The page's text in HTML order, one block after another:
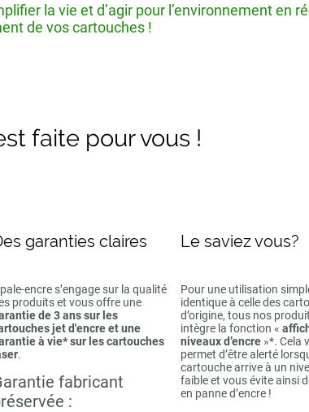
la vie et d’agir pour l’environnement en
de vos cartouches !
faite pour vous !
garanties claires
encre s’engage sur la qualité
produits et vous offre une
de 3 ans sur les
jet d'encre et une
à vie* sur les cartouches
.
fabricant
:
Le saviez vous?
Pour une utilisation
identique à celle des
d’origine, tous nos
intègre la fonction «
niveaux d’encre »*. Cela
permet d’être alerté
cartouche arrive à un
faible et vous évite ainsi
en panne d’encre !